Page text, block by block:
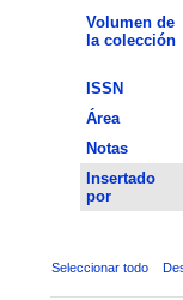
Volumen de
la colección
ISSN
Área
Notas
Insertado
por
Seleccionar todo